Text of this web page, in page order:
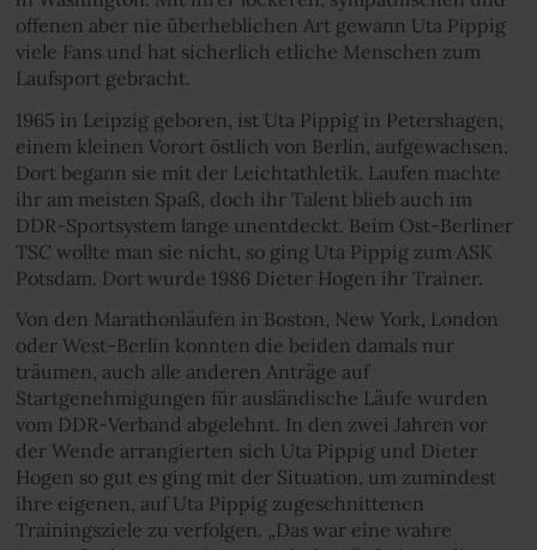
offenen aber nie überheblichen Art gewann Uta Pippig
viele Fans und hat sicherlich etliche Menschen zum
Laufsport gebracht.
1965 in Leipzig geboren, ist Uta Pippig in Petershagen,
einem kleinen Vorort östlich von Berlin, aufgewachsen.
Dort begann sie mit der Leichtathletik. Laufen machte
ihr am meisten Spaß, doch ihr Talent blieb auch im
DDR-Sportsystem lange unentdeckt. Beim Ost-Berliner
TSC wollte man sie nicht, so ging Uta Pippig zum ASK
Potsdam. Dort wurde 1986 Dieter Hogen ihr Trainer.
Von den Marathonläufen in Boston, New York, London
oder West-Berlin konnten die beiden damals nur
träumen, auch alle anderen Anträge auf
Startgenehmigungen für ausländische Läufe wurden
vom DDR-Verband abgelehnt. In den zwei Jahren vor
der Wende arrangierten sich Uta Pippig und Dieter
Hogen so gut es ging mit der Situation, um zumindest
ihre eigenen, auf Uta Pippig zugeschnittenen
Trainingsziele zu verfolgen. „Das war eine wahre